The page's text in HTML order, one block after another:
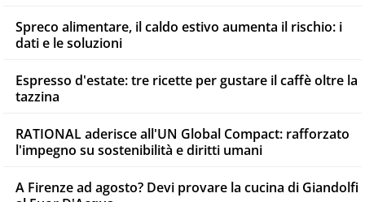
Spreco alimentare, il caldo estivo aumenta il rischio: i
dati e le soluzioni
Espresso d'estate: tre ricette per gustare il caffè oltre la
tazzina
RATIONAL aderisce all'UN Global Compact: rafforzato
l'impegno su sostenibilità e diritti umani
A Firenze ad agosto? Devi provare la cucina di Giandolfi